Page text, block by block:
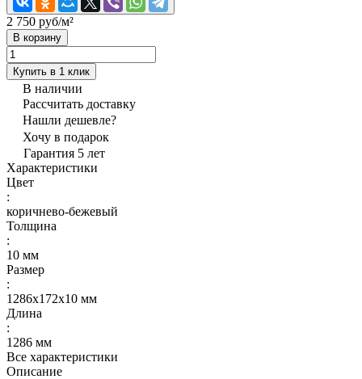
2 750 руб/м²
В корзину
Купить в 1 клик
В наличии
Рассчитать доставку
Нашли дешевле?
Хочу в подарок
Гарантия 5 лет
Характеристики
Цвет
:
коричнево-бежевый
Толщина
:
10 мм
Размер
:
1286х172х10 мм
Длина
:
1286 мм
Все характеристики
Описание